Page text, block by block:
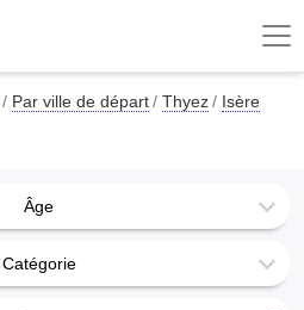
Par ville de départ Thyez
Isère
Âge
Catégorie